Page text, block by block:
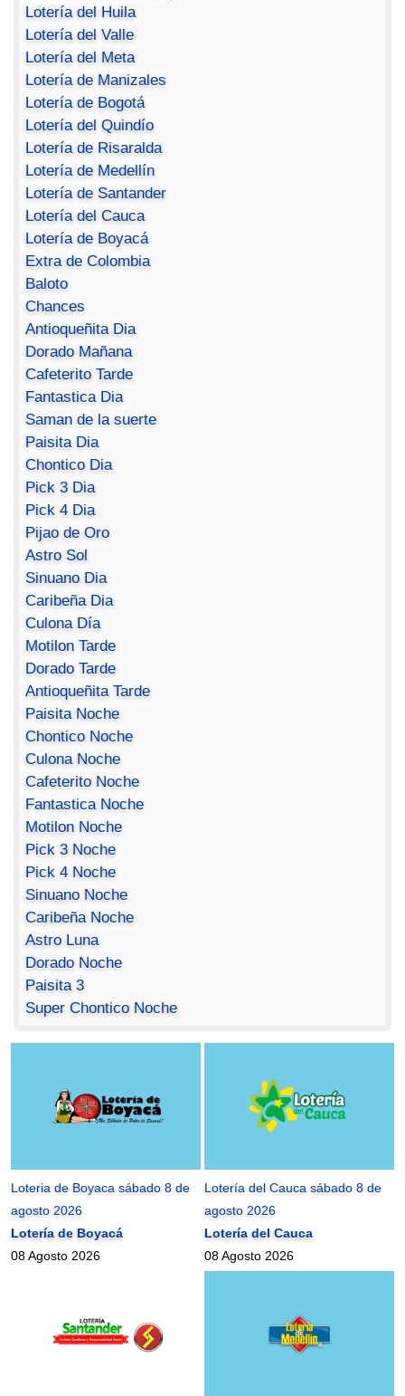
Lotería del Huila
Lotería del Valle
Lotería del Meta
Lotería de Manizales
Lotería de Bogotá
Lotería del Quindío
Lotería de Risaralda
Lotería de Medellín
Lotería de Santander
Lotería del Cauca
Lotería de Boyacá
Extra de Colombia
Baloto
Chances
Antioqueñita Dia
Dorado Mañana
Cafeterito Tarde
Fantastica Dia
Saman de la suerte
Paisita Dia
Chontico Dia
Pick 3 Dia
Pick 4 Dia
Pijao de Oro
Astro Sol
Sinuano Dia
Caribeña Dia
Culona Día
Motilon Tarde
Dorado Tarde
Antioqueñita Tarde
Paisita Noche
Chontico Noche
Culona Noche
Cafeterito Noche
Fantastica Noche
Motilon Noche
Pick 3 Noche
Pick 4 Noche
Sinuano Noche
Caribeña Noche
Astro Luna
Dorado Noche
Paisita 3
Super Chontico Noche
Loteria de Boyaca sábado 8 de
agosto 2026
Lotería de Boyacá
08 Agosto 2026
Lotería del Cauca sábado 8 de
agosto 2026
Lotería del Cauca
08 Agosto 2026